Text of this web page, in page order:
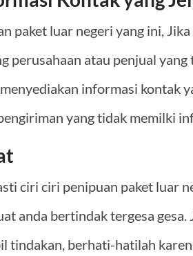
paket luar negeri yang ini,
perusahaan atau penjual
informasi kontak
yang tidak memilki
ciri ciri penipuan paket luar
anda bertindak tergesa
tindakan, berhati-hatilah